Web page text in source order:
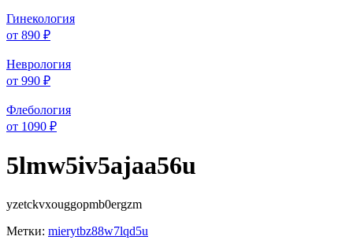
Гинекология
от 890 ₽
Неврология
от 990 ₽
Флебология
от 1090 ₽
5lmw5iv5ajaa56u
yzetckvxouggopmb0ergzm
Метки: mierytbz88w7lqd5u